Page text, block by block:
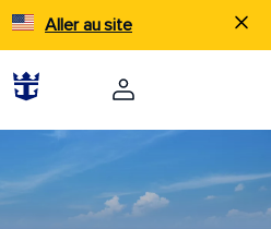
Aller au site